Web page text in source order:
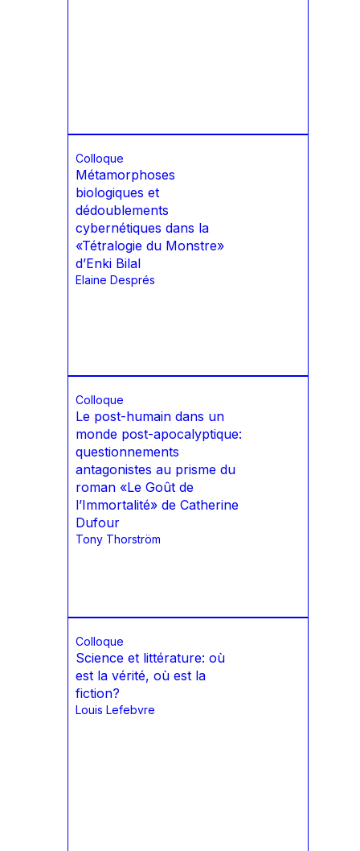
Colloque
Métamorphoses
biologiques et
dédoublements
cybernétiques dans la
«Tétralogie du Monstre»
d’Enki Bilal
Elaine Després
Colloque
Le post-humain dans un
monde post-apocalyptique:
questionnements
antagonistes au prisme du
roman «Le Goût de
l’Immortalité» de Catherine
Dufour
Tony Thorström
Colloque
Science et littérature: où
est la vérité, où est la
fiction?
Louis Lefebvre